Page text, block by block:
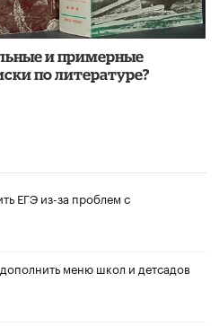
и примерные
по литературе?
ЕГЭ из-за проблем с
меню школ и детсадов